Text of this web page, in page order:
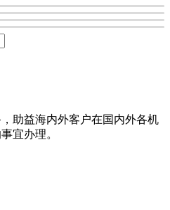
助益海内外客户在国内外各机
宜办理。